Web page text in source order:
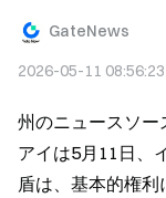
GateNews
2026-05-11 08:56:23
州のニュースソ
アイは5月11日、
盾は、基本的権